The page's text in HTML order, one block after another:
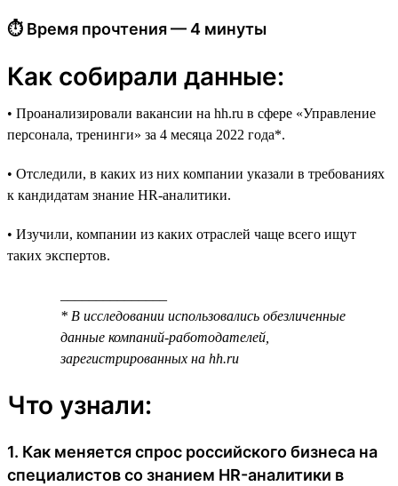
⏱ Время прочтения — 4 минуты
Как собирали данные:
• Проанализировали вакансии на hh.ru в сфере «Управление
персонала, тренинги» за 4 месяца 2022 года*.
• Отследили, в каких из них компании указали в требованиях
к кандидатам знание HR-аналитики.
• Изучили, компании из каких отраслей чаще всего ищут
таких экспертов.
* В исследовании использовались обезличенные
данные компаний-работодателей,
зарегистрированных на hh.ru
Что узнали:
1. Как меняется спрос российского бизнеса на
специалистов со знанием HR-аналитики в